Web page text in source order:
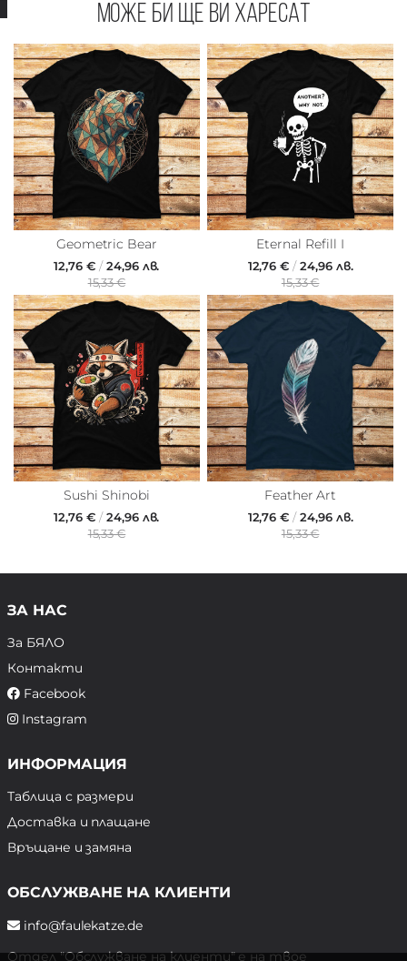
Може би ще ви харесат
Geometric Bear
12,76 € /24,96 лв.
15,33 €
Eternal Refill I
12,76 €/24,96 лв.
15,33 €
Sushi Shinobi
12,76 € /24,96 лв.
15,33 €
Feather Art
12,76 €/24,96 лв.
15,33 €
ЗА НАС
За БЯЛО
Контакти
Facebook
Instagram
ИНФОРМАЦИЯ
Таблица с размери
Доставка и плащане
Връщане и замяна
ОБСЛУЖВАНЕ НА КЛИЕНТИ
info@faulekatze.de
Отдел "Обслужване на клиенти" е на твое